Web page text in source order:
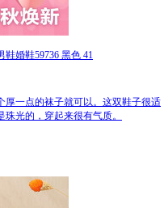
婚鞋59736 黑色 41
厚一点的袜子就可以。这双鞋子很适
光的，穿起来很有气质。